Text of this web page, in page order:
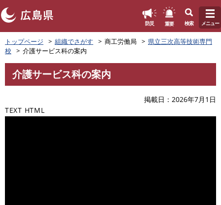
ペ
ー
ジ
の
頭
す
。
防災 重要 検索 メニュー
トップページ 組織でさがす 商工労働局
県立三次高等技術専門
校
介護サービス科の案内
文
介護サービス科の案内
掲載日
2026年7月1日
TEXT HTML